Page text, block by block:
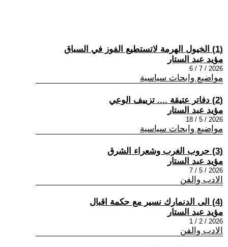
(1) الخيول الهرمة لاتستطيع الفوز في السباق
مؤيد عبد الستار
2026 / 7 / 6
مواضيع وابحاث سياسية
(2) دفاتر عتيقة .... تزييف الوعي
مؤيد عبد الستار
2026 / 5 / 18
مواضيع وابحاث سياسية
(3) حروب الغرب وشعراء الشرق
مؤيد عبد الستار
2026 / 5 / 7
الادب والفن
(4) الى الدنمارك نسير مع حكمة اقبال
مؤيد عبد الستار
2026 / 2 / 1
الادب والفن